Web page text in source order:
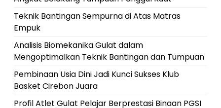
Teknik Bantingan Sempurna di Atas Matras
Empuk
Analisis Biomekanika Gulat dalam
Mengoptimalkan Teknik Bantingan dan Tumpuan
Pembinaan Usia Dini Jadi Kunci Sukses Klub
Basket Cirebon Juara
Profil Atlet Gulat Pelajar Berprestasi Binaan PGSI